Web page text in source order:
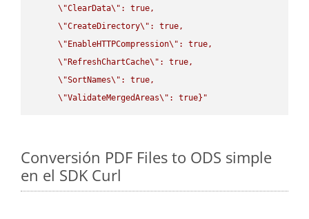
\"ClearData\" : true,
\"CreateDirectory\" : true,
\" EnableHTTPCompression\" : true,
\" RefreshChartCache\" : true,
\"SortNames\" : true,
\"ValidateMergedAreas\" : true}"
Conversión PDF Files to ODS simple
en el SDK Curl